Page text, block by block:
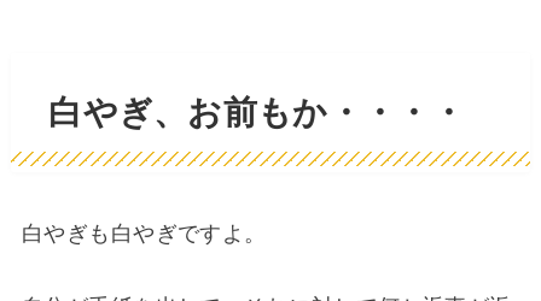
白やぎ、お前もか・・・・
白やぎも白やぎですよ。